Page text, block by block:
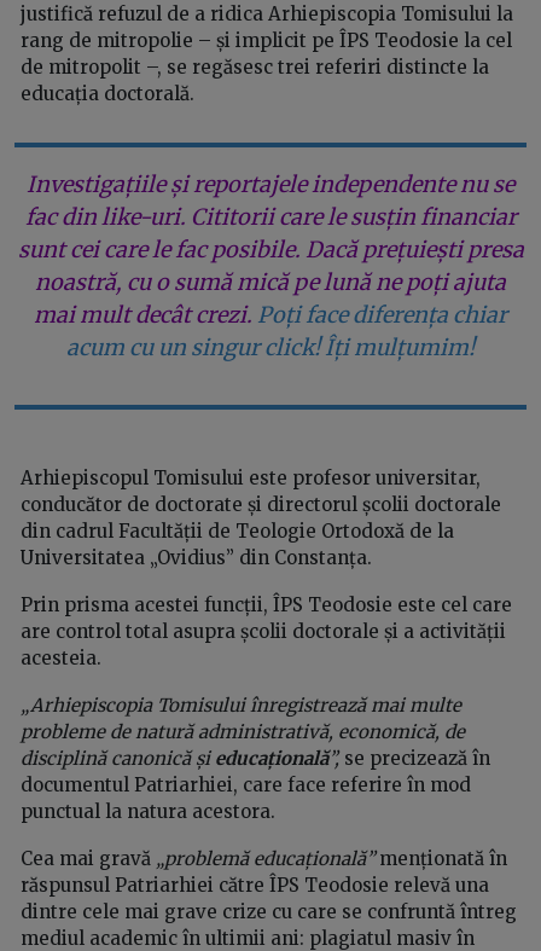
justifică refuzul de a ridica Arhiepiscopia Tomisului la
rang de mitropolie – și implicit pe ÎPS Teodosie la cel
de mitropolit –, se regăsesc trei referiri distincte la
educația doctorală.
Investigațiile și reportajele independente nu se
fac din like-uri. Cititorii care le susțin financiar
sunt cei care le fac posibile. Dacă prețuiești presa
noastră, cu o sumă mică pe lună ne poți ajuta
mai mult decât crezi. Poți face diferența chiar
acum cu un singur click! Îți mulțumim!
Arhiepiscopul Tomisului este profesor universitar,
conducător de doctorate și directorul școlii doctorale
din cadrul Facultății de Teologie Ortodoxă de la
Universitatea „Ovidius” din Constanța.
Prin prisma acestei funcții, ÎPS Teodosie este cel care
are control total asupra școlii doctorale și a activității
acesteia.
„Arhiepiscopia Tomisului înregistrează mai multe
probleme de natură administrativă, economică, de
disciplină canonică și educațională”, se precizează în
documentul Patriarhiei, care face referire în mod
punctual la natura acestora.
Cea mai gravă „problemă educațională”menționată în
răspunsul Patriarhiei către ÎPS Teodosie relevă una
dintre cele mai grave crize cu care se confruntă întreg
mediul academic în ultimii ani: plagiatul masiv în